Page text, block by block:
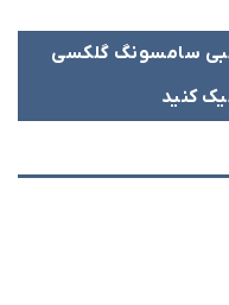
سامسونگ گلکسی